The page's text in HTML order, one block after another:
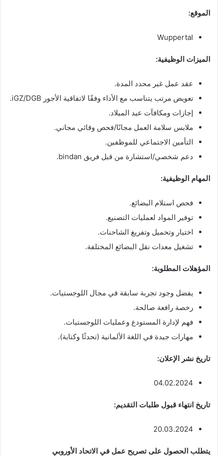
الموقع:
Wuppertal
الميزات الوظيفية:
عقد عمل غير محدد المدة.
تعويض مرتب يتناسب مع الأداء وفقًا لاتفاقية الأجور iGZ/DGB.
إجازات ومكافآت عيد الميلاد.
ملابس سلامة العمل مجانًا/فحص وقائي مجاني.
التأمين الاجتماعي للموظفين.
دعم شخصي/استشارة من قبل فريق bindan.
المهام الوظيفية:
فحص استلام البضائع.
توفير المواد لعمليات التصنيع.
اختيار وتحميل وتفريغ الشاحنات.
تشغيل معدات نقل البضائع المختلفة.
المؤهلات المطلوبة:
يفضل وجود تجربة سابقة في مجال اللوجستيات.
رخصة رافعة صالحة.
فهم لإدارة المستودع وعمليات اللوجستيات.
مهارات جيدة في اللغة الألمانية (تحدثًا وكتابة).
تاريخ نشر الإعلان:
04.02.2024
تاريخ انتهاء قبول طلبات التقديم:
20.03.2024
يتطلب الحصول على تصريح عمل في الاتحاد الأوروبي